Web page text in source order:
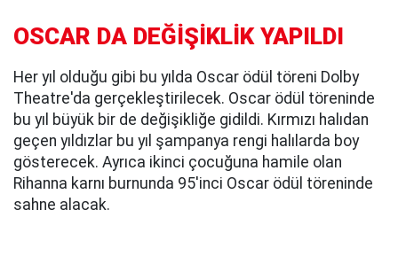
OSCAR DA DEĞİŞİKLİK YAPILDI
Her yıl olduğu gibi bu yılda Oscar ödül töreni Dolby
Theatre'da gerçekleştirilecek. Oscar ödül töreninde
bu yıl büyük bir de değişikliğe gidildi. Kırmızı halıdan
geçen yıldızlar bu yıl şampanya rengi halılarda boy
gösterecek. Ayrıca ikinci çocuğuna hamile olan
Rihanna karnı burnunda 95'inci Oscar ödül töreninde
sahne alacak.